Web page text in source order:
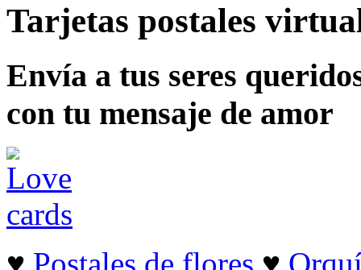
Tarjetas postales
Envía a tus seres
con tu mensaje de amor